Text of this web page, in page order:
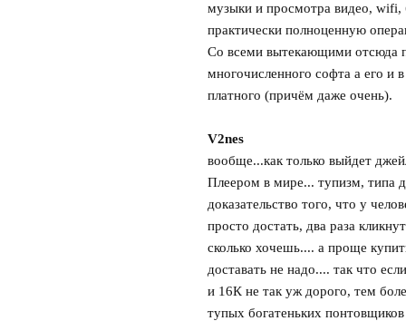
музыки и просмотра видео, wifi,
практически полноценную
Со всеми вытекающими отсюда
многочисленного софта а его и
платного (причём даже очень).
V2nes
ообще...как только выйдет
Плеером в мире... тупизм, типа
доказательство того, что у
просто достать, два раза
сколько хочешь.... а проще
доставать не надо.... так что
и 16К не так уж дорого, тем
тупых богатеньких